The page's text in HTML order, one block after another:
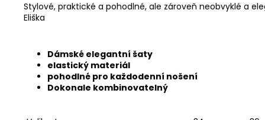
Stylové, praktické a pohodlné, ale zároveň neobvyklé a
Eliška
Dámské elegantní šaty
elastický materiál
pohodlné pro každodenní nošení
Dokonale kombinovatelný